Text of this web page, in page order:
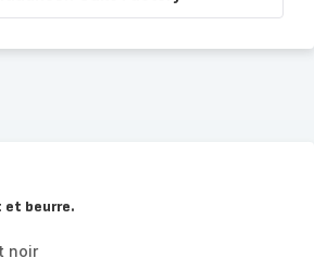
et beurre.
noir